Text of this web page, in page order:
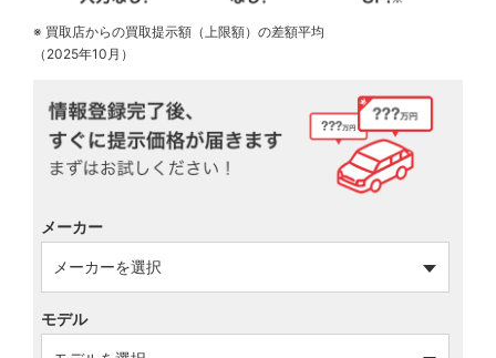
※ 買取店からの買取提示額（上限額）の差額平均
（2025年10月）
メーカー
モデル